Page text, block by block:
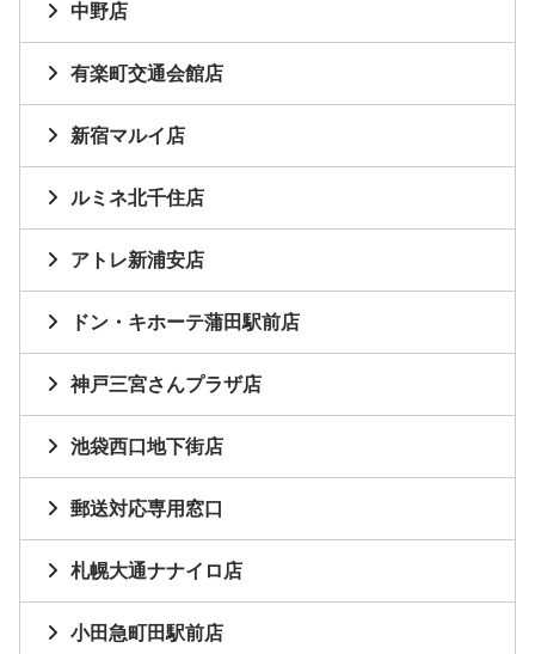
中野店
有楽町交通会館店
新宿マルイ店
ルミネ北千住店
アトレ新浦安店
ドン・キホーテ蒲田駅前店
神戸三宮さんプラザ店
池袋西口地下街店
郵送対応専用窓口
札幌大通ナナイロ店
小田急町田駅前店